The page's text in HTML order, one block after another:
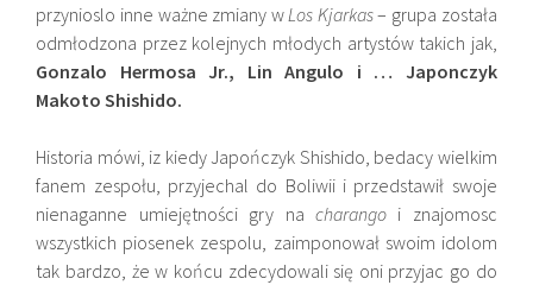
przynioslo inne ważne zmiany wLos Kjarkas– grupa została
odmłodzona przez kolejnych młodych artystów takich jak,
Gonzalo Hermosa Jr., Lin Angulo i … Japonczyk
Makoto Shishido.
Historia mówi, iz kiedy Japończyk Shishido, bedacy wielkim
fanem zespołu, przyjechal do Boliwii i przedstawił swoje
nienaganne umiejętności gry na charangoi znajomosc
wszystkich piosenek zespolu, zaimponował swoim idolom
tak bardzo, że w końcu zdecydowali się oni przyjac go do